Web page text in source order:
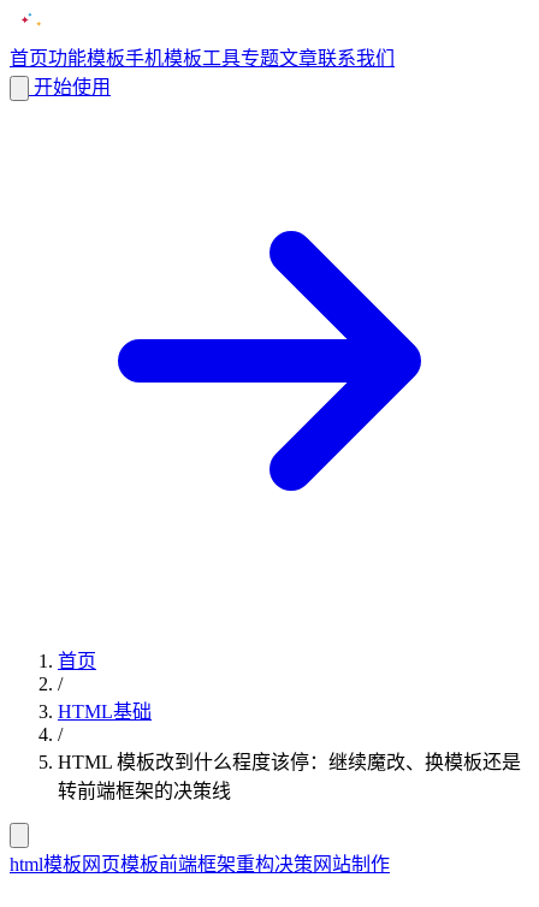
首页功能模板手机模板工具专题文章联系我们
开始使用
首页
/
HTML基础
/
HTML 模板改到什么程度该停：继续魔改、换模板还是
转前端框架的决策线
html模板 网页模板前端框架重构决策 网站制作